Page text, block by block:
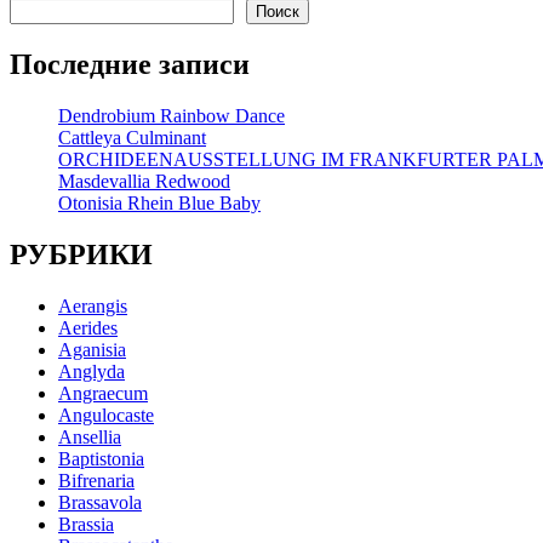
Поиск
Последние записи
Dendrobium Rainbow Dance
Cattleya Culminant
ORCHIDEENAUSSTELLUNG IM FRANKFURTER
Masdevallia Redwood
Otonisia Rhein Blue Baby
РУБРИКИ
Aerangis
Aerides
Aganisia
Anglyda
Angraecum
Angulocaste
Ansellia
Baptistonia
Bifrenaria
Brassavola
Brassia